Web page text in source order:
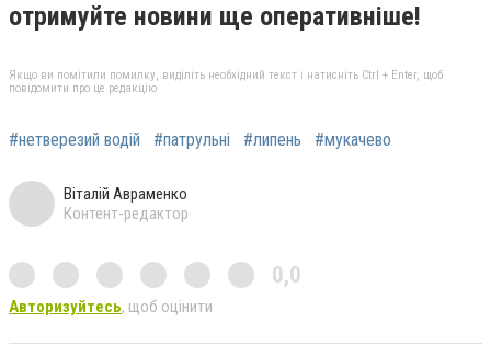
отримуйте новини ще оперативніше!
Якщо ви помітили помилку, виділіть необхідний текст і натисніть Ctrl + Enter, щоб
повідомити про це редакцію
#нетверезий водій #патрульні #липень #мукачево
Віталій Авраменко
Контент-редактор
0,0
Авторизуйтесь, щоб оцінити